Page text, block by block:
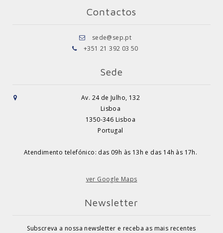
Contactos
sede@sep.pt
+351 21 392 03 50
Sede
Av. 24 de Julho, 132
Lisboa
1350-346 Lisboa
Portugal
Atendimento telefónico: das 09h às 13h e das 14h às 17h.
ver Google Maps
Newsletter
Subscreva a nossa newsletter e receba as mais recentes